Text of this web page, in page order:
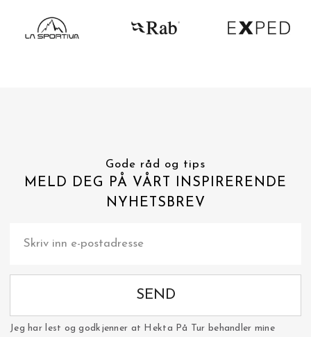
Gode råd og tips
MELD DEG PÅ VÅRT INSPIRERENDE
NYHETSBREV
SEND
Jeg har lest og godkjenner at Hekta På Tur behandler mine